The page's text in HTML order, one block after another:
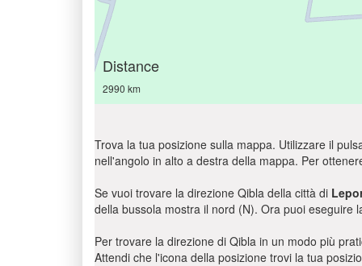
Distance
2990 km
Trova la tua posizione sulla mappa. Utilizzare il
nell'angolo in alto a destra della mappa. Per
Se vuoi trovare la direzione Qibla della città di
della bussola mostra il nord (N). Ora puoi eseguire
Per trovare la direzione di Qibla in un modo più
Attendi che l'icona della posizione trovi la tua